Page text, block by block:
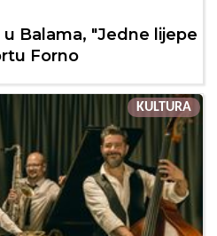
Balama, "Jedne lijepe
Forno
KULTURA